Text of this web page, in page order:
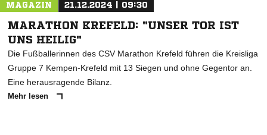
MAGAZIN 21.12.2024 | 09:30
MARATHON KREFELD: "UNSER TOR IST
UNS HEILIG"
Die Fußballerinnen des CSV Marathon Krefeld führen die Kreisliga
Gruppe 7 Kempen-Krefeld mit 13 Siegen und ohne Gegentor an.
Eine herausragende Bilanz.
Mehr lesen